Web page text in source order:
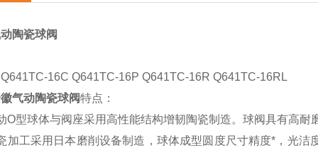
陶瓷球阀
16C Q641TC-16P Q641TC-16R Q641TC-16RL
气动陶瓷球阀特点：
O型球体与阀座采用高性能结构增韧陶瓷制造。球阀具有高耐
加工采用日本磨削设备制造，球体成型圆度尺寸精度*，光